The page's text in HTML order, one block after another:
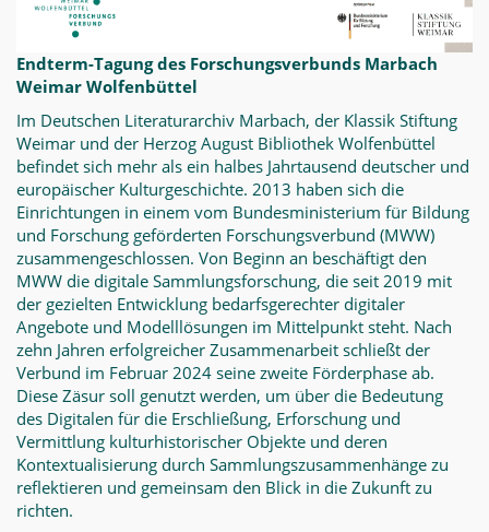
Endterm-Tagung des Forschungsverbunds Marbach
Weimar Wolfenbüttel
Im Deutschen Literaturarchiv Marbach, der Klassik Stiftung
Weimar und der Herzog August Bibliothek Wolfenbüttel
befindet sich mehr als ein halbes Jahrtausend deutscher und
europäischer Kulturgeschichte. 2013 haben sich die
Einrichtungen in einem vom Bundesministerium für Bildung
und Forschung geförderten Forschungsverbund (MWW)
zusammengeschlossen. Von Beginn an beschäftigt den
MWW die digitale Sammlungsforschung, die seit 2019 mit
der gezielten Entwicklung bedarfsgerechter digitaler
Angebote und Modelllösungen im Mittelpunkt steht. Nach
zehn Jahren erfolgreicher Zusammenarbeit schließt der
Verbund im Februar 2024 seine zweite Förderphase ab.
Diese Zäsur soll genutzt werden, um über die Bedeutung
des Digitalen für die Erschließung, Erforschung und
Vermittlung kulturhistorischer Objekte und deren
Kontextualisierung durch Sammlungszusammenhänge zu
reflektieren und gemeinsam den Blick in die Zukunft zu
richten.